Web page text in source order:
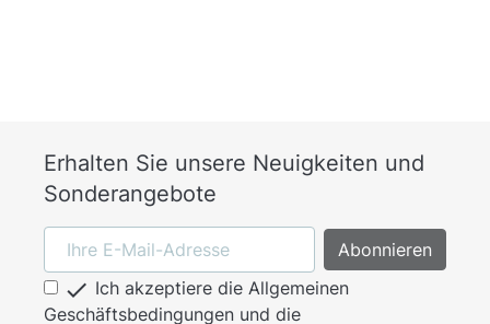
Erhalten Sie unsere Neuigkeiten und
Sonderangebote
 Ich akzeptiere die Allgemeinen
Geschäftsbedingungen und die